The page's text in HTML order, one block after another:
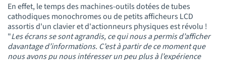
En effet, le temps des machines-outils dotées de tubes
cathodiques monochromes ou de petits afficheurs LCD
assortis d'un clavier et d'actionneurs physiques est révolu !
"Les écrans se sont agrandis, ce qui nous a permis d’afficher
davantage d’informations. C’est à partir de ce moment que
nous avons pu nous intéresser un peu plus à l’expérience